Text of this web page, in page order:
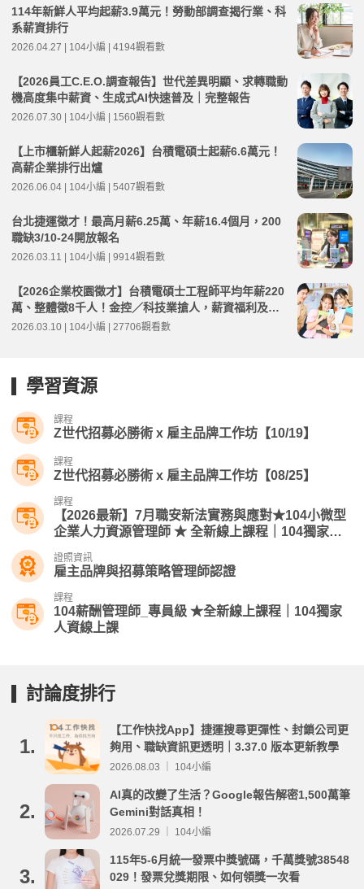
114年新鮮人平均起薪3.9萬元！勞動部調查揭行業、科
系薪資排行
2026.04.27 | 104小編 | 4194觀看數
【2026員工C.E.O.調查報告】世代差異明顯、求轉職動
機高度集中薪資、生成式AI快速普及｜完整報告
2026.07.30 | 104小編 | 1560觀看數
【上市櫃新鮮人起薪2026】台積電碩士起薪6.6萬元！
高薪企業排行出爐
2026.06.04 | 104小編 | 5407觀看數
台北捷運徵才！最高月薪6.25萬、年薪16.4個月，200
職缺3/10-24開放報名
2026.03.11 | 104小編 | 9914觀看數
【2026企業校園徵才】台積電碩士工程師平均年薪220
萬、整體徵8千人！金控／科技業搶人，薪資福利及MA
計畫盤點
2026.03.10 | 104小編 | 27706觀看數
學習資源
課程
Z世代招募必勝術 x 雇主品牌工作坊【10/19】
課程
Z世代招募必勝術 x 雇主品牌工作坊【08/25】
課程
【2026最新】7月職安新法實務與應對★104小微型
企業人力資源管理師​ ★ 全新線上課程｜104獨家人
證照資訊
雇主品牌與招募策略管理師認證
課程
104薪酬管理師_專員級 ★全新線上課程｜104獨家
人資線上課
討論度排行
1.
【工作快找App】捷運搜尋更彈性、封鎖公司更
夠用、職缺資訊更透明｜3.37.0 版本更新教學
2026.08.03 ｜ 104小編
2.
AI真的改變了生活？Google報告解密1,500萬筆
Gemini對話真相！
2026.07.29 ｜ 104小編
3.
115年5-6月統一發票中獎號碼，千萬獎號38548
029！發票兌獎期限、如何領獎一次看